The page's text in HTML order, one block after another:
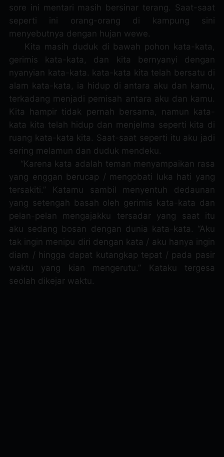
sore ini mentari masih bersinar terang. Saat-saat
seperti ini orang-orang di kampung sini
menyebutnya dengan hujan wewe.
Kita masih duduk di bawah pohon kata-kata,
gerimis kata-kata, dan kita bernyanyi dengan
nyanyian kata-kata. kata-kata kita telah bersatu di
alam kata-kata, ia hidup di antara aku dan kamu,
terkadang menjadi pemisah antara aku dan kamu.
Kita hampir tidak pernah bersama, namun kata-
kata kita telah hidup dan menjelma seperti kita di
ruang kata-kata kita. Saat-saat seperti itu aku jadi
sering melamun dan duduk mendeku.
“Karena kata adalah teman menyampaikan rasa
yang enggan berucap / mengobati luka hati yang
tersakiti.” Katamu sambil menyentuh dedaunan
yang setengah basah oleh gerimis kata-kata dan
pelan-pelan mengajakku tersadar yang saat itu
aku sedang bosan dengan dunia kata-kata. “Aku
tak ingin menipu diri dengan kata / aku hanya ingin
diam / hingga dapat kutangkap tepat / pada pasir
waktu yang kian mengerutu.” Kataku tergesa
seolah dikejar waktu.